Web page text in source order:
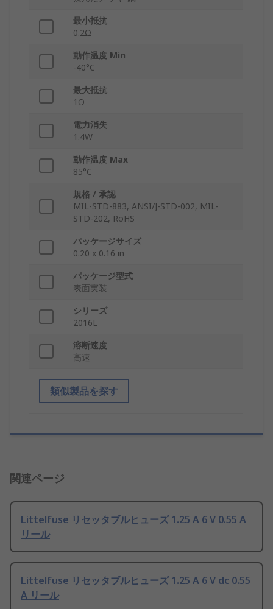
最小抵抗
0.2Ω
動作温度 Min
-40°C
最大抵抗
1Ω
電力消失
1.4W
動作温度 Max
85°C
規格 / 承認
MIL-STD-883, ANSI/J-STD-002, MIL-
STD-202, RoHS
パッケージサイズ
0.20 x 0.16 in
パッケージ型式
表面実装
シリーズ
2016L
溶断速度
高速
類似製品を探す
関連ページ
Littelfuse リセッタブルヒューズ 1.25 A 6 V 0.55 A
リール
Littelfuse リセッタブルヒューズ 1.25 A 6 V dc 0.55
A リール